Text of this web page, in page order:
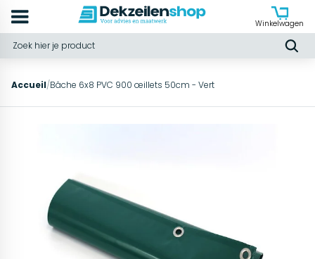
Winkelwagen
Accueil/Bâche 6x8 PVC 900 œillets 50cm - Vert